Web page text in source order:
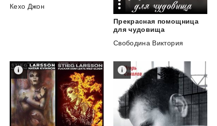
Кехо Джон
Прекрасная помощница
для чудовища
Свободина Виктория